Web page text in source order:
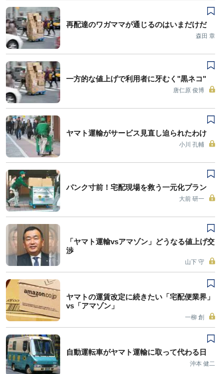
再配達のワガママが通じるのはいまだけだ
森田 章
一方的な値上げで利用者に牙むく"黒ネコ"
唐仁原 俊博
ヤマト運輸がサービス見直し迫られたわけ
小川 孔輔
パンク寸前！宅配現場を救う一元化プラン
大前 研一
「ヤマト運輸vsアマゾン」どうなる値上げ交
渉
山下 守
ヤマトの運賃改定に続きたい「宅配便業界」
vs「アマゾン」
一柳 創
自動運転車がヤマト運輸に取って代わる日
沖本 健二